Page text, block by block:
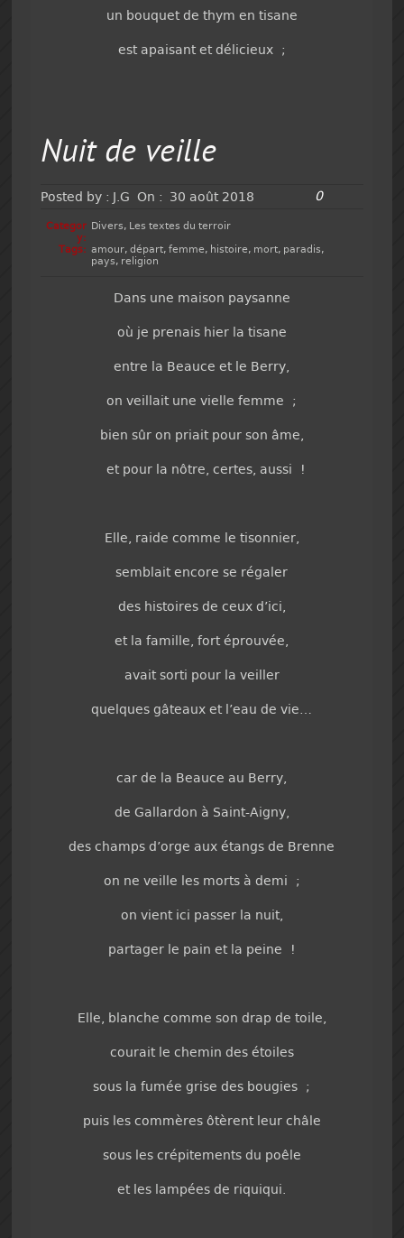
un bouquet de thym en tisane
est apaisant et délicieux ;
Nuit de veille
Posted by : J.G On : 30 août 2018 0
Categor
y:
Divers, Les textes du terroir
Tags: amour,départ,femme, histoire, mort, paradis,
pays, religion
Dans une maison paysanne
où je prenais hier la tisane
entre la Beauce et le Berry,
on veillait une vielle femme ;
bien sûr on priait pour son âme,
et pour la nôtre, certes, aussi !
Elle, raide comme le tisonnier,
semblait encore se régaler
des histoires de ceux d’ici,
et la famille, fort éprouvée,
avait sorti pour la veiller
quelques gâteaux et l’eau de vie…
car de la Beauce au Berry,
de Gallardon à Saint-Aigny,
des champs d’orge aux étangs de Brenne
on ne veille les morts à demi ;
on vient ici passer la nuit,
partager le pain et la peine !
Elle, blanche comme son drap de toile,
courait le chemin des étoiles
sous la fumée grise des bougies ;
puis les commères ôtèrent leur châle
sous les crépitements du poêle
et les lampées de riquiqui.